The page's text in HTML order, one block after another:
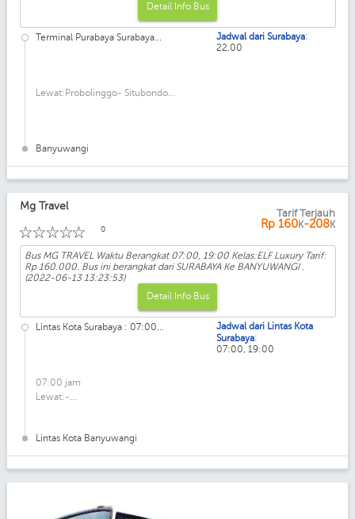
Detail Info Bus
Terminal Purabaya Surabaya...
Lewat:Probolinggo- Situbondo...
Banyuwangi
Jadwal dari Surabaya:
22.00
Mg Travel
☆
☆
☆
☆
☆ 0
Tarif Terjauh
Rp 160K-208K
Bus MG TRAVEL Waktu Berangkat 07:00, 19:00 Kelas:ELF Luxury Tarif:
Rp 160.000. Bus ini berangkat dari SURABAYA Ke BANYUWANGI .
(2022-06-13 13:23:53)
Detail Info Bus
Lintas Kota Surabaya : 07:00...
07:00 jam
Lewat:-...
Lintas Kota Banyuwangi
Jadwal dari Lintas Kota
Surabaya:
07:00, 19:00